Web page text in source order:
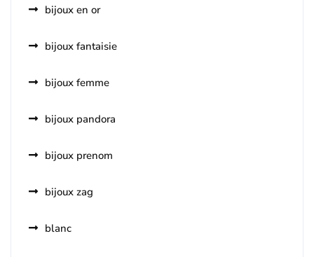
bijoux en or
bijoux fantaisie
bijoux femme
bijoux pandora
bijoux prenom
bijoux zag
blanc